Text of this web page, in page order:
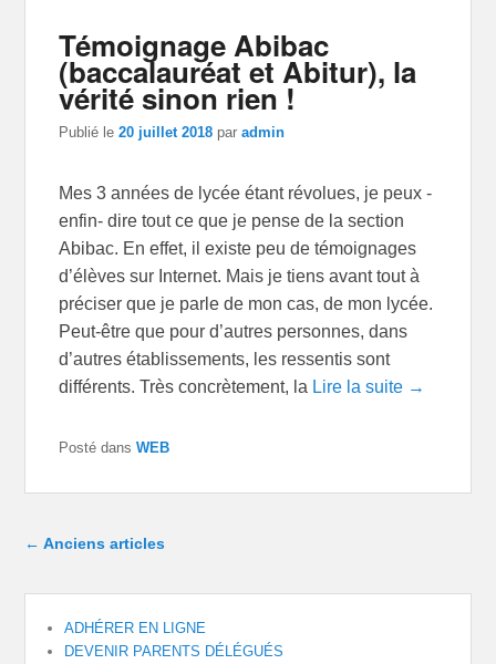
Témoignage Abibac
(baccalauréat et Abitur), la
vérité sinon rien !
Publié le20 juillet 2018 paradmin
Mes 3 années de lycée étant révolues, je peux -
enfin- dire tout ce que je pense de la section
Abibac. En effet, il existe peu de témoignages
d’élèves sur Internet. Mais je tiens avant tout à
préciser que je parle de mon cas, de mon lycée.
Peut-être que pour d’autres personnes, dans
d’autres établissements, les ressentis sont
différents. Très concrètement, la Lire la suite →
Posté dans WEB
Navigation dans les articles
← Anciens articles
ADHÉRER EN LIGNE
DEVENIR PARENTS DÉLÉGUÉS